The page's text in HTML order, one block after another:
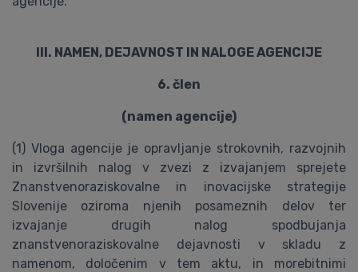
III. NAMEN, DEJAVNOST IN NALOGE AGENCIJE
6. člen
(namen agencije)
(1) Vloga agencije je opravljanje strokovnih, razvojnih
in izvršilnih nalog v zvezi z izvajanjem sprejete
Znanstvenoraziskovalne in inovacijske strategije
Slovenije oziroma njenih posameznih delov ter
izvajanje drugih nalog spodbujanja
znanstvenoraziskovalne dejavnosti v skladu z
namenom, določenim v tem aktu, in morebitnimi